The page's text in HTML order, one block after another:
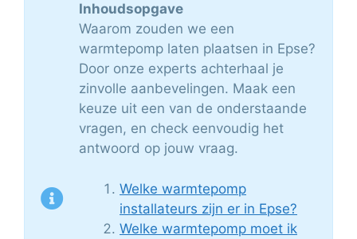
Inhoudsopgave
Waarom zouden we een
warmtepomp laten plaatsen in Epse?
Door onze experts achterhaal je
zinvolle aanbevelingen. Maak een
keuze uit een van de onderstaande
vragen, en check eenvoudig het
antwoord op jouw vraag.
Welke warmtepomp
installateurs zijn er in Epse?
Welke warmtepomp moet ik